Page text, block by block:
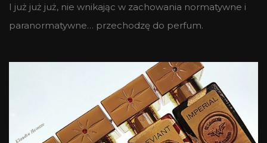
I już już już, nie wnikając w zachowania normatywne i
paranormatywne… przechodzę do perfum.